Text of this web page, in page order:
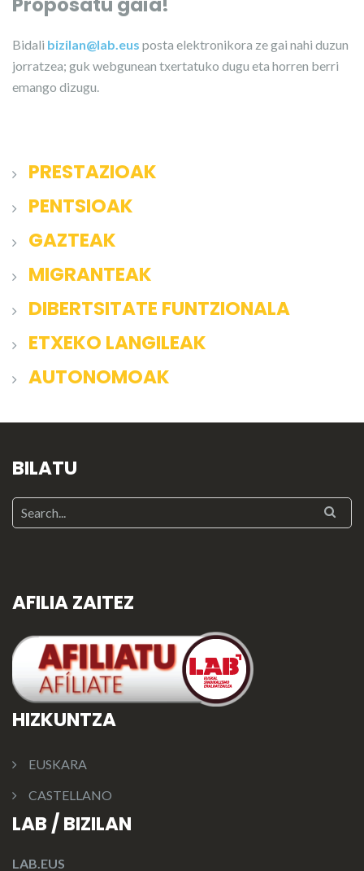
Bidali bizilan@lab.eus posta elektronikora ze gai nahi duzun
jorratzea; guk webgunean txertatuko dugu eta horren berri
emango dizugu.
PRESTAZIOAK
PENTSIOAK
GAZTEAK
MIGRANTEAK
DIBERTSITATE FUNTZIONALA
ETXEKO LANGILEAK
AUTONOMOAK
BILATU
AFILIA ZAITEZ
HIZKUNTZA
EUSKARA
CASTELLANO
LAB / BIZILAN
LAB.EUS